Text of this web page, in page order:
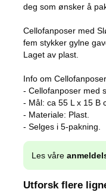
deg som ønsker å
Cellofanposer med
fem stykker gylne
Laget av plast.
Info om
- Cellofanposer med
- Mål: ca 55 L x 15 B
- Materiale: Plast.
- Selges i 5-pakning.
Les våre
Utforsk flere